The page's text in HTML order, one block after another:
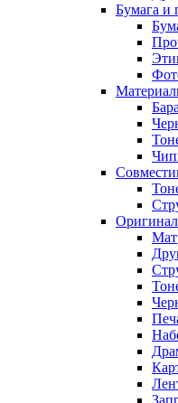
Бумага и